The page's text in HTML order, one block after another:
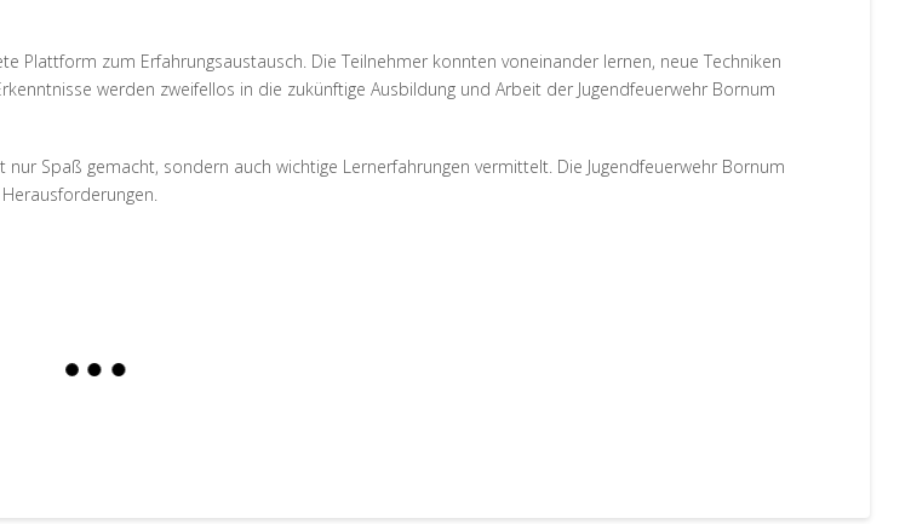
zum Erfahrungsaustausch. Die Teilnehmer konnten voneinander lernen, neue Techniken
werden zweifellos in die zukünftige Ausbildung und Arbeit der Jugendfeuerwehr Bornum
Spaß gemacht, sondern auch wichtige Lernerfahrungen vermittelt. Die Jugendfeuerwehr Bornum